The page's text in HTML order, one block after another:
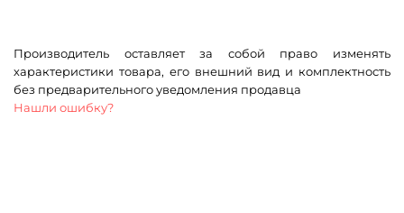
Производитель оставляет за собой право изменять
характеристики товара, его внешний вид и комплектность
без предварительного уведомления продавца
Нашли ошибку?